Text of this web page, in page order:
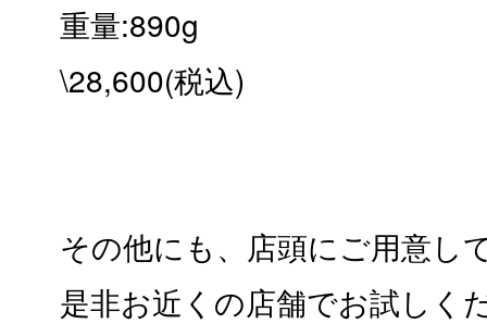
重量:890g
\28,600(税込)
その他にも、店頭にご用意し
是非お近くの店舗でお試しく